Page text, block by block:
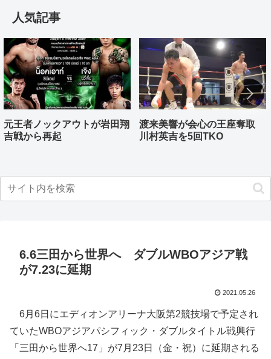
人気記事
元王者ノックアウトが岩田翔
吉戦から再起
渡来美響が会心の王座奪取
川村英吉を5回TKO
6.6三田から世界へ ダブルWBOアジア戦
が7.23に延期
2021.05.26
6月6日にエディオンアリーナ大阪第2競技場で予定され
ていたWBOアジアパシフィック・ダブルタイトル戦興行
「三田から世界へ17」が7月23日（金・祝）に延期される